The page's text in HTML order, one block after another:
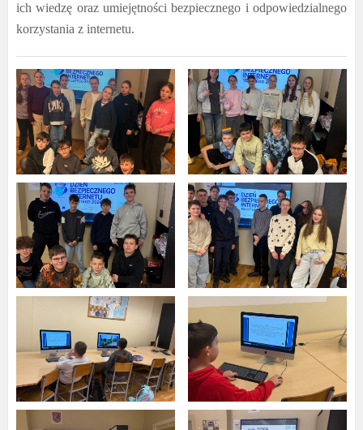
ich wiedzę oraz umiejętności bezpiecznego i odpowiedzialnego
korzystania z internetu.